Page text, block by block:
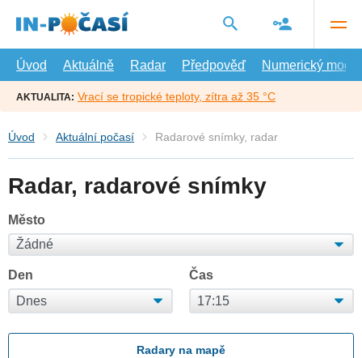
hlavní
Úvod
Aktuálně Radar Předpověď Numerický model
AKTUALITA: Vrací se tropické teploty, zítra až 35 °C
Úvod Aktuální počasí Radarové snímky, radar
Radar, radarové snímky
Město
Den Čas
Radary na mapě